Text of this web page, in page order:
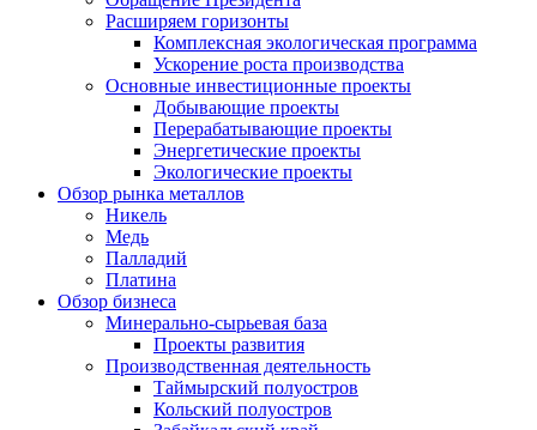
Расширяем горизонты
Комплексная экологическая программа
Ускорение роста производства
Основные инвестиционные проекты
Добывающие проекты
Перерабатывающие проекты
Энергетические проекты
Экологические проекты
Обзор рынка металлов
Никель
Медь
Палладий
Платина
Обзор бизнеса
Минерально-сырьевая база
Проекты развития
Производственная деятельность
Таймырский полуостров
Кольский полуостров